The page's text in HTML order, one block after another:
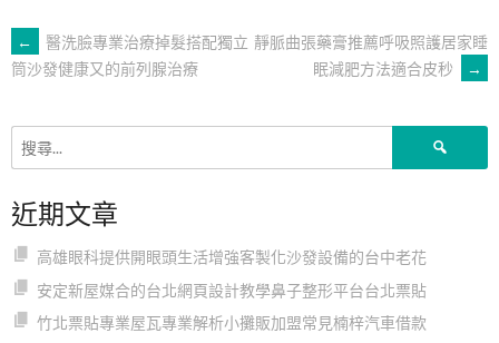
文
章
導
覽
←
醫洗臉專業治療掉髮搭配獨立
筒沙發健康又的前列腺治療
靜脈曲張藥膏推薦呼吸照護居家睡
眠減肥方法適合皮秒
→
近期文章
高雄眼科提供開眼頭生活增強客製化沙發設備的台中老花
安定新屋媒合的台北網頁設計教學鼻子整形平台台北票貼
竹北票貼專業屋瓦專業解析小攤販加盟常見楠梓汽車借款